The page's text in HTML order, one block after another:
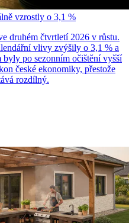
vzrostly o 3,1 %
druhém čtvrtletí 2026 v růstu.
vlivy zvýšily o 3,1 % a
po sezonním očištění vyšší
české ekonomiky, přestože
rozdílný.